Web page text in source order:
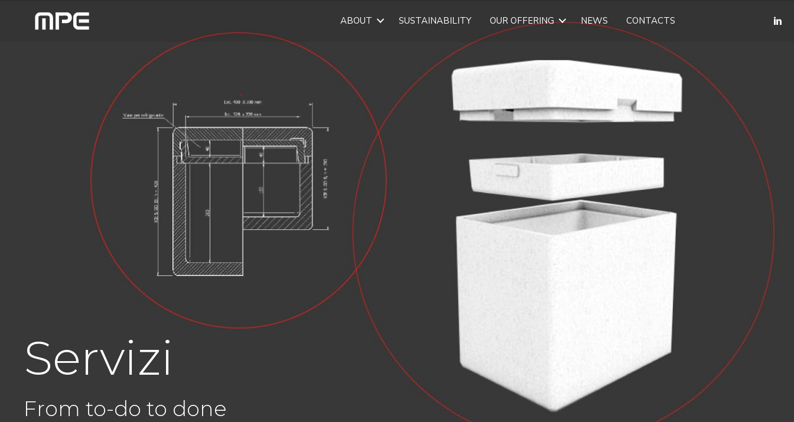
ABOUT SUSTAINABILITY OUR OFFERING NEWS CONTACTS
Servizi
From to-do to done